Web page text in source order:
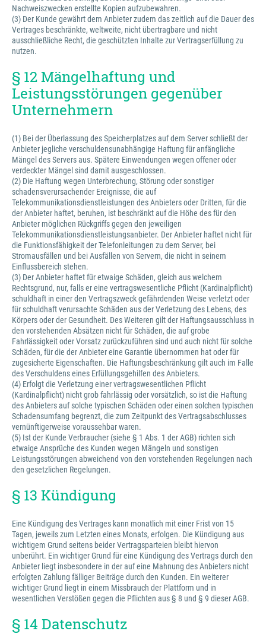
Nachweiszwecken erstellte Kopien aufzubewahren.
(3) Der Kunde gewährt dem Anbieter zudem das zeitlich auf die Dauer des
Vertrages beschränkte, weltweite, nicht übertragbare und nicht
ausschließliche Recht, die geschützten Inhalte zur Vertragserfüllung zu
nutzen.
§ 12 Mängelhaftung und
Leistungsstörungen gegenüber
Unternehmern
(1) Bei der Überlassung des Speicherplatzes auf dem Server schließt der
Anbieter jegliche verschuldensunabhängige Haftung für anfängliche
Mängel des Servers aus. Spätere Einwendungen wegen offener oder
verdeckter Mängel sind damit ausgeschlossen.
(2) Die Haftung wegen Unterbrechung, Störung oder sonstiger
schadensverursachender Ereignisse, die auf
Telekommunikationsdienstleistungen des Anbieters oder Dritten, für die
der Anbieter haftet, beruhen, ist beschränkt auf die Höhe des für den
Anbieter möglichen Rückgriffs gegen den jeweiligen
Telekommunikationsdienstleistungsanbieter. Der Anbieter haftet nicht für
die Funktionsfähigkeit der Telefonleitungen zu dem Server, bei
Stromausfällen und bei Ausfällen von Servern, die nicht in seinem
Einflussbereich stehen.
(3) Der Anbieter haftet für etwaige Schäden, gleich aus welchem
Rechtsgrund, nur, falls er eine vertragswesentliche Pflicht (Kardinalpflicht)
schuldhaft in einer den Vertragszweck gefährdenden Weise verletzt oder
für schuldhaft verursachte Schäden aus der Verletzung des Lebens, des
Körpers oder der Gesundheit. Des Weiteren gilt der Haftungsausschluss in
den vorstehenden Absätzen nicht für Schäden, die auf grobe
Fahrlässigkeit oder Vorsatz zurückzuführen sind und auch nicht für solche
Schäden, für die der Anbieter eine Garantie übernommen hat oder für
zugesicherte Eigenschaften. Die Haftungsbeschränkung gilt auch im Falle
des Verschuldens eines Erfüllungsgehilfen des Anbieters.
(4) Erfolgt die Verletzung einer vertragswesentlichen Pflicht
(Kardinalpflicht) nicht grob fahrlässig oder vorsätzlich, so ist die Haftung
des Anbieters auf solche typischen Schäden oder einen solchen typischen
Schadensumfang begrenzt, die zum Zeitpunkt des Vertragsabschlusses
vernünftigerweise voraussehbar waren.
(5) Ist der Kunde Verbraucher (siehe § 1 Abs. 1 der AGB) richten sich
etwaige Ansprüche des Kunden wegen Mängeln und sonstigen
Leistungsstörungen abweichend von den vorstehenden Regelungen nach
den gesetzlichen Regelungen.
§ 13 Kündigung
Eine Kündigung des Vertrages kann monatlich mit einer Frist von 15
Tagen, jeweils zum Letzten eines Monats, erfolgen. Die Kündigung aus
wichtigem Grund seitens beider Vertragsparteien bleibt hiervon
unberührt. Ein wichtiger Grund für eine Kündigung des Vertrags durch den
Anbieter liegt insbesondere in der auf eine Mahnung des Anbieters nicht
erfolgten Zahlung fälliger Beiträge durch den Kunden. Ein weiterer
wichtiger Grund liegt in einem Missbrauch der Plattform und in
wesentlichen Verstößen gegen die Pflichten aus § 8 und § 9 dieser AGB.
§ 14 Datenschutz